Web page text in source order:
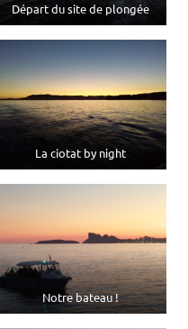
Départ du site de plongée
La ciotat by night
Notre bateau !